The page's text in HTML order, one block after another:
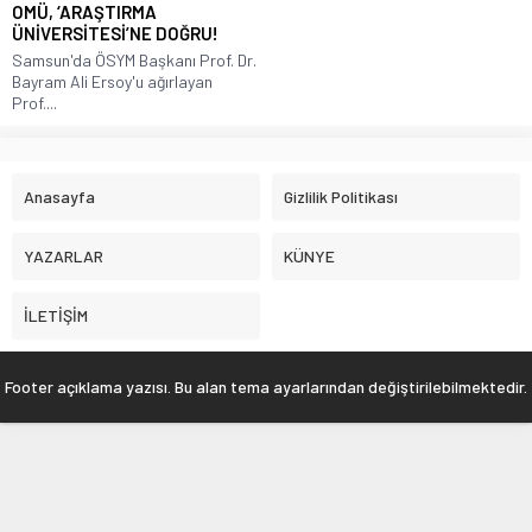
OMÜ, ‘ARAŞTIRMA
ÜNİVERSİTESİ’NE DOĞRU!
Samsun'da ÖSYM Başkanı Prof. Dr.
Bayram Ali Ersoy'u ağırlayan
Prof....
Anasayfa Gizlilik Politikası
YAZARLAR KÜNYE
İLETİŞİM
Footer açıklama yazısı. Bu alan tema ayarlarından değiştirilebilmektedir.